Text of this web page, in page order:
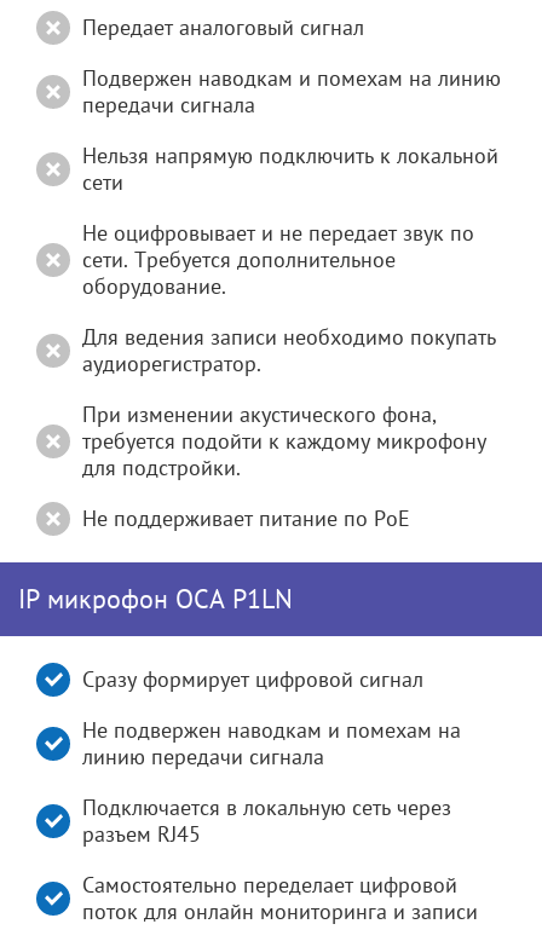
Передает аналоговый сигнал
Подвержен наводкам и помехам на линию
передачи сигнала
Нельзя напрямую подключить к локальной
сети
Не оцифровывает и не передает звук по
сети. Требуется дополнительное
оборудование.
Для ведения записи необходимо покупать
аудиорегистратор.
При изменении акустического фона,
требуется подойти к каждому микрофону
для подстройки.
Не поддерживает питание по РоЕ
IP микрофон ОСА P1LN
Сразу формирует цифровой сигнал
Не подвержен наводкам и помехам на
линию передачи сигнала
Подключается в локальную сеть через
разъем RJ45
Самостоятельно переделает цифровой
поток для онлайн мониторинга и записи